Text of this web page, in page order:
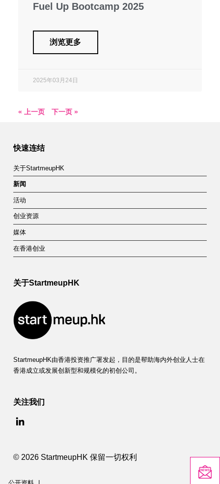
Fuel Up Bootcamp 2025
浏览更多
2025年03月24日
« 上一页 下一页 »
快速连结
关于StartmeupHK
新闻
活动
创业资源
媒体
在香港创业
关于StartmeupHK
StartmeupHK由香港投资推广署发起，目的是帮助海内外创业人士在
香港成立或发展创新型和规模化的初创公司。
关注我们
© 2026 StartmeupHK 保留一切权利